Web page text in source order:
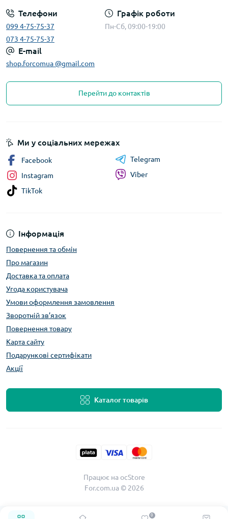
0
Телефони
099 4-75-75-37
073 4-75-75-37
Графік роботи
Пн-Сб, 09:00-19:00
E-mail
shop.forcomua @gmail.com
Перейти до контактів
Інформація
Повернення та обмін
Про магазин
Доставка та оплата
Угода користувача
Умови оформлення замовлення
Зворотній зв’язок
Повернення товару
Карта сайту
Подарункові сертифікати
Акції
Каталог товарів
Ми у соціальних мережах
Facebook
Instagram
TikTok
Telegram
Viber
Працює наocStore
For.com.ua © 2026